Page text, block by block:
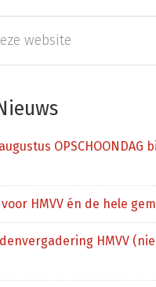
OPSCHOONDAG
HMVV én de hele
HMVV